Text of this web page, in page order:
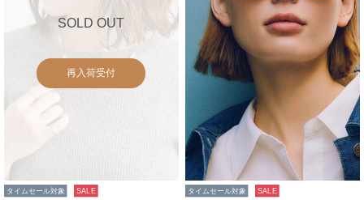
SOLD OUT
再入荷受付
タイムセール対象 SALE タイムセール対象 SALE